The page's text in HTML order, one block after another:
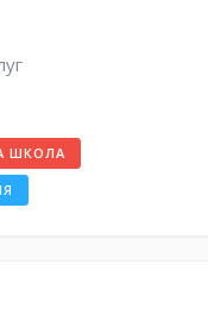
ШКОЛА